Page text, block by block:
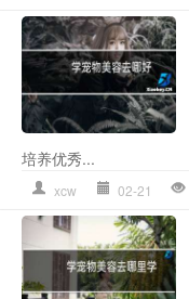
培养优秀...
xcw 02-21